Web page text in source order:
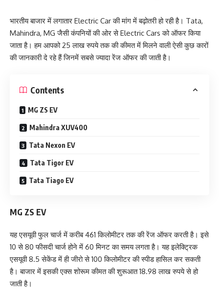
भारतीय बाजार में लगातार Electric Car की मांग में बढ़ोतरी हो रही है। Tata,
Mahindra, MG जैसी कंपनियों की ओर से Electric Cars को ऑफर किया
जाता है। हम आपको 25 लाख रुपये तक की कीमत में मिलने वाली ऐसी कुछ कारों
की जानकारी दे रहे हैं जिनमें सबसे ज्‍यादा रेंज ऑफर की जाती है।
Contents
MG ZS EV
Mahindra XUV400
Tata Nexon EV
Tata Tigor EV
Tata Tiago EV
MG ZS EV
यह एसयूवी फुल चार्ज में करीब 461 किलोमीटर तक की रेंज ऑफर करती है। इसे
10 से 80 फीसदी चार्ज होने में 60 मिनट का समय लगता है। यह इलेक्ट्रिक
एसयूवी 8.5 सेकेंड में ही जीरो से 100 किलोमीटर की स्‍पीड हासिल कर सकती
है। बाजार में इसकी एक्‍स शोरूम कीमत की शुरूआत 18.98 लाख रुपये से हो
जाती है।